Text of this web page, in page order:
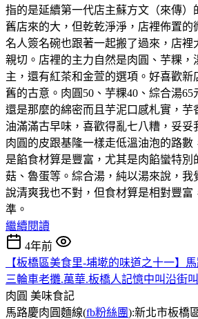
指的是延續第一代店主蘇方文（來傳）
舊店來的大，但乾乾淨淨，店裡佈置的
名人簽名碗也跟著一起搬了過來，店裡
親切。店裡的主力自然是肉圓、芋粿，
主，還有紅茶和金萱的選項。好喜歡新
舊的古意。肉圓50、芋粿40、綜合湯
還是那麼的綿密而且芋泥口感札實，芋
油滿滿古早味，喜歡得亂七八糟，妥妥
肉圓的皮跟基隆一樣走低溫油泡的路數
是餡食材算是豐富，尤其是肉餡蠻特別
菇、魯蛋等。綜合湯，純以湯來說，我
說清爽我也不對，但食材算是相對豐富
準。
繼續閱讀
4年前
【板橋區美食里-埔墘的味道之十一】
三輪車老攤.萬華.板橋人記憶中叫沿街
肉圓 美味食記
馬路慶肉圓麵線(fb粉絲團):新北市板橋